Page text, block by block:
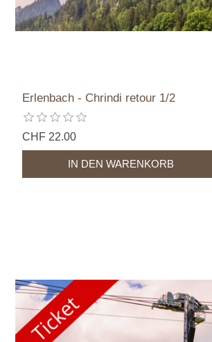
Erlenbach - Chrindi retour 1/2
CHF 22.00